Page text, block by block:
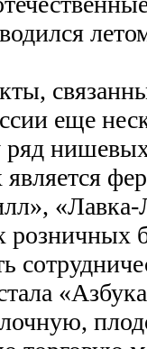
еще
ряд
розничных